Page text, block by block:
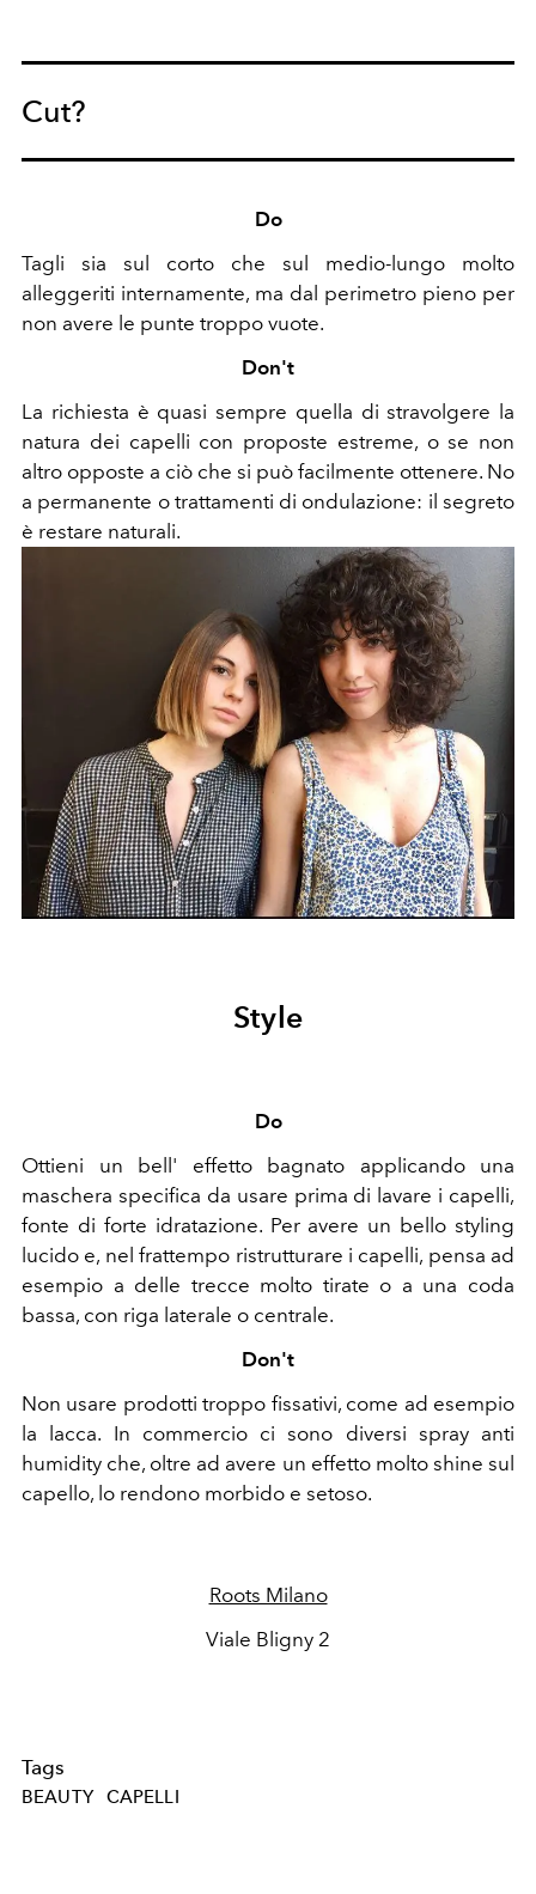
Cut?
Do
Tagli sia sul corto che sul medio-lungo molto
alleggeriti internamente, ma dal perimetro pieno per
non avere le punte troppo vuote.
Don't
La richiesta è quasi sempre quella di stravolgere la
natura dei capelli con proposte estreme, o se non
altro opposte a ciò che si può facilmente ottenere. No
a permanente o trattamenti di ondulazione: il segreto
è restare naturali.
Style
Do
Ottieni un bell' effetto bagnato applicando una
maschera specifica da usare prima di lavare i capelli,
fonte di forte idratazione. Per avere un bello styling
lucido e, nel frattempo ristrutturare i capelli, pensa ad
esempio a delle trecce molto tirate o a una coda
bassa, con riga laterale o centrale.
Don't
Non usare prodotti troppo fissativi, come ad esempio
la lacca. In commercio ci sono diversi spray anti
humidity che, oltre ad avere un effetto molto shine sul
capello, lo rendono morbido e setoso.
Roots Milano
Viale Bligny 2
Tags
BEAUTY CAPELLI